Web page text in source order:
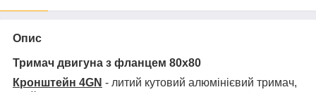
Опис
Тримач двигуна з фланцем 80х80
Кронштейн 4GN - литий кутовий алюмінієвий тримач,